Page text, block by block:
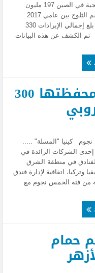
الجليدية والثلجية في الصين 197 مليون
زائر في موسم الثلوج بين عامي 2017
و2018، حيث بلغ إجمالي الإيرادات 330
تم الكشف عن هذه البيانات
“روتانا” تضيف إلى محفظتها 300
كينيا "المسلة" .....
إحدى الشركات الرائدة في
في منطقة الشرق
وتركيا، اتفاقية لإدارة فندق
من فئة الخمس نجوم مع
حمام